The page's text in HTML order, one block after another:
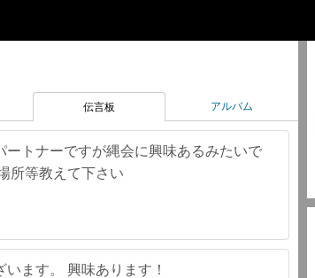
伝言板 アルバム
ートナーですが縄会に興味あるみたいで
所等教えて下さい
ます。 興味あります！